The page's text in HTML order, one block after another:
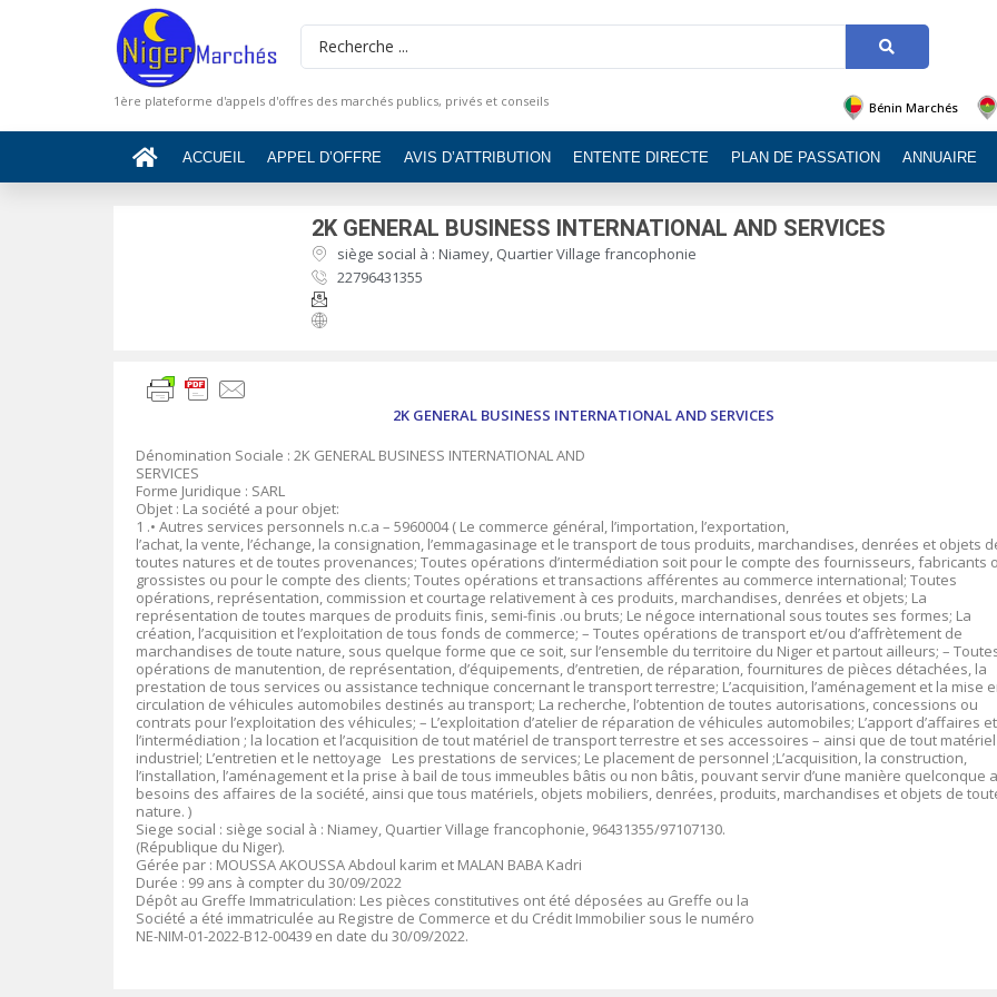
1ère plateforme d'appels d'offres des marchés publics, privés et conseils Bénin Marchés
ACCUEIL APPEL D’OFFRE AVIS D’ATTRIBUTION ENTENTE DIRECTE PLAN DE PASSATION ANNUAIRE
2K GENERAL BUSINESS INTERNATIONAL AND SERVICES
siège social à : Niamey, Quartier Village francophonie
22796431355
2K GENERAL BUSINESS INTERNATIONAL AND SERVICES
Dénomination Sociale : 2K GENERAL BUSINESS INTERNATIONAL AND
SERVICES
Forme Juridique : SARL
Objet : La société a pour objet:
1 .• Autres services personnels n.c.a – 5960004 ( Le commerce général, l’importation, l’exportation,
l’achat, la vente, l’échange, la consignation, l’emmagasinage et le transport de tous produits, marchandises, denrées et objets
toutes natures et de toutes provenances; Toutes opérations d’intermédiation soit pour le compte des fournisseurs, fabricants
grossistes ou pour le compte des clients; Toutes opérations et transactions afférentes au commerce international; Toutes
opérations, représentation, commission et courtage relativement à ces produits, marchandises, denrées et objets; La
représentation de toutes marques de produits finis, semi-finis .ou bruts; Le négoce international sous toutes ses formes; La
création, l’acquisition et l’exploitation de tous fonds de commerce; – Toutes opérations de transport et/ou d’affrètement de
marchandises de toute nature, sous quelque forme que ce soit, sur l’ensemble du territoire du Niger et partout ailleurs; –
opérations de manutention, de représentation, d’équipements, d’entretien, de réparation, fournitures de pièces détachées, la
prestation de tous services ou assistance technique concernant le transport terrestre; L’acquisition, l’aménagement et la mise
circulation de véhicules automobiles destinés au transport; La recherche, l’obtention de toutes autorisations, concessions ou
contrats pour l’exploitation des véhicules; – L’exploitation d’atelier de réparation de véhicules automobiles; L’apport d’affaires et
l’intermédiation ; la location et l’acquisition de tout matériel de transport terrestre et ses accessoires – ainsi que de tout matériel
industriel; L’entretien et le nettoyage Les prestations de services; Le placement de personnel ;L’acquisition, la construction,
l’installation, l’aménagement et la prise à bail de tous immeubles bâtis ou non bâtis, pouvant servir d’une manière quelconque
besoins des affaires de la société, ainsi que tous matériels, objets mobiliers, denrées, produits, marchandises et objets de
nature. )
Siege social : siège social à : Niamey, Quartier Village francophonie, 96431355/97107130.
(République du Niger).
Gérée par : MOUSSA AKOUSSA Abdoul karim et MALAN BABA Kadri
Durée : 99 ans à compter du 30/09/2022
Dépôt au Greffe Immatriculation: Les pièces constitutives ont été déposées au Greffe ou la
Société a été immatriculée au Registre de Commerce et du Crédit Immobilier sous le numéro
NE-NIM-01-2022-B12-00439 en date du 30/09/2022.